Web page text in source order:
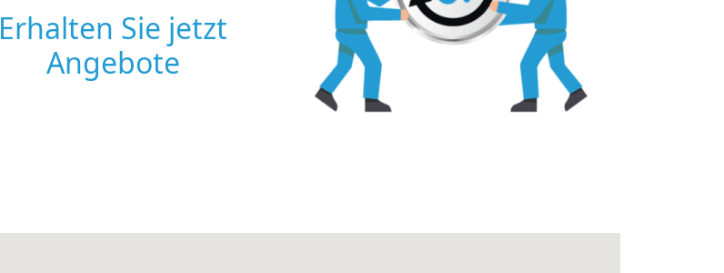
Erhalten Sie jetzt
Angebote